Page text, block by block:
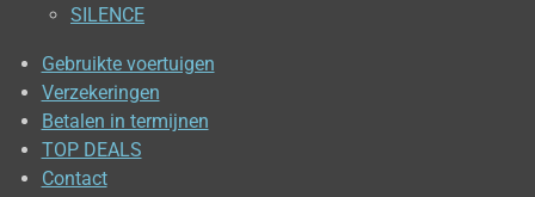
SILENCE
Gebruikte voertuigen
Verzekeringen
Betalen in termijnen
TOP DEALS
Contact